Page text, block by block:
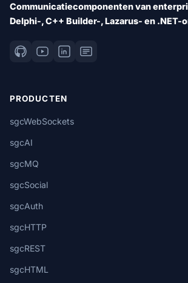
Communicatiecomponenten van
Delphi-, C++ Builder-, Lazarus- en .NET-
PRODUCTEN
sgcWebSockets
sgcAI
sgcMQ
sgcSocial
sgcAuth
sgcHTTP
sgcREST
sgcHTML